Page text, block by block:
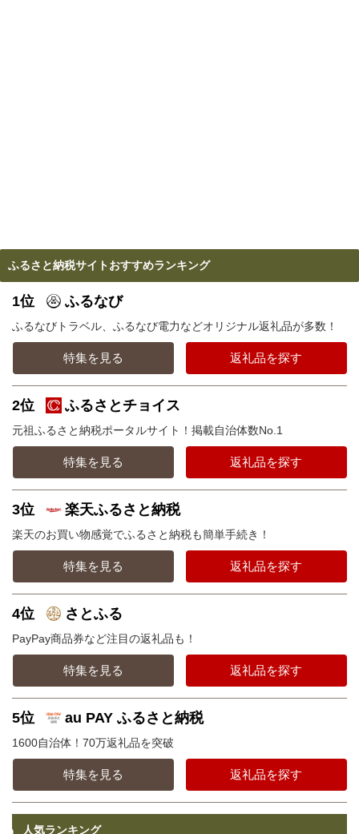
ふるさと納税サイトおすすめランキング
1位 ふるなび
ふるなびトラベル、ふるなび電力などオリジナル返礼品が多数！
特集を見る 返礼品を探す
2位 ふるさとチョイス
元祖ふるさと納税ポータルサイト！掲載自治体数No.1
特集を見る 返礼品を探す
3位 楽天ふるさと納税
楽天のお買い物感覚でふるさと納税も簡単手続き！
特集を見る 返礼品を探す
4位 さとふる
PayPay商品券など注目の返礼品も！
特集を見る 返礼品を探す
5位 au PAY ふるさと納税
1600自治体！70万返礼品を突破
特集を見る 返礼品を探す
人気ランキング